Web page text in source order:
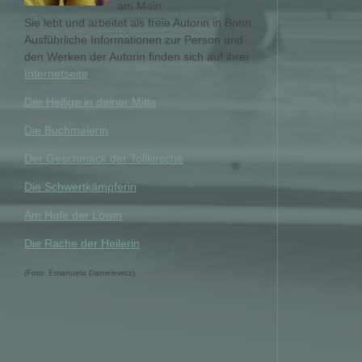
am Main.
Sie lebt und arbeitet als freie Autorin in Bonn.
Ausführliche Informationen zur Person und
den Werken der Autorin finden sich auf ihrer
Internetseite
Der Heilige in deiner Mitte
Die Buchmalerin
Der Geschmack der Tollkirsche
Die Schwertkämpferin
Am Hofe der Löwin
Die Rache der Heilerin
(Foto: Emanuela Danielewicz)